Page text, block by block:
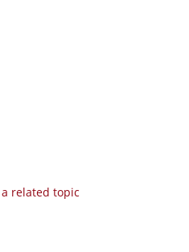
related topic